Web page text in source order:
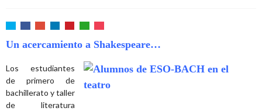
Un acercamiento a Shakespeare…
Los estudiantes
de primero de
bachillerato y taller
de literatura